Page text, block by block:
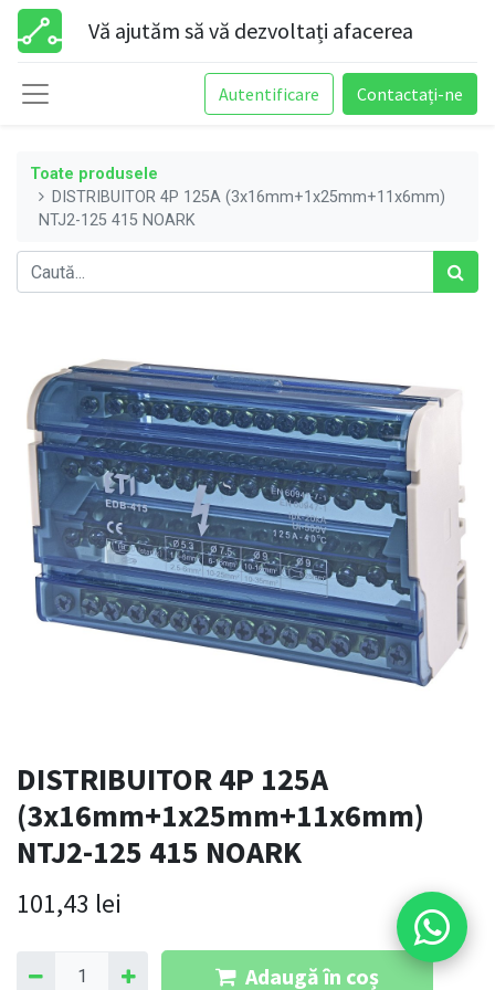
Vă ajutăm să vă dezvoltați afacerea
Autentificare Contactați-ne
Toate produsele
DISTRIBUITOR 4P 125A (3x16mm+1x25mm+11x6mm)
NTJ2-125 415 NOARK
DISTRIBUITOR 4P 125A
(3x16mm+1x25mm+11x6mm)
NTJ2-125 415 NOARK
101,43 lei
Adaugă în coș